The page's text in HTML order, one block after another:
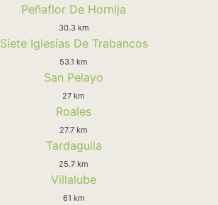
Peñaflor De Hornija
30.3 km
Siete Iglesias De Trabancos
53.1 km
San Pelayo
27 km
Roales
27.7 km
Tardaguila
25.7 km
Villalube
61 km